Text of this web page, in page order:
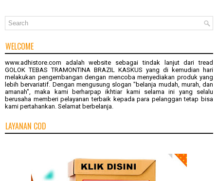
WELCOME
www.adhistore.com adalah website sebagai tindak lanjut dari tread
GOLOK TEBAS TRAMONTINA BRAZIL KASKUS yang di kemudian hari
melakukan pengembangan dengan mencoba menyediakan produk yang
lebih bervariatif. Dengan mengusung slogan "belanja mudah, murah, dan
amanah", maka kami berharpap ikhtiar kami selama ini yang selalu
berusaha memberi pelayanan terbaik kepada para pelanggan tetap bisa
kami pertahankan. Selamat berbelanja.
LAYANAN COD